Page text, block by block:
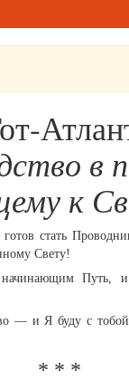
в
к
стать
Свету!
Путь,
— и Я буду с
* * *